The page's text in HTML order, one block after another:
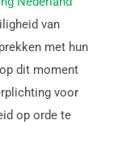
van
met hun
dit moment
voor
op orde te